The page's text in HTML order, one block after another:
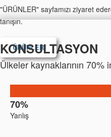
"ÜRÜNLER" sayfamızı ziyaret
tanışın.
ÜRÜNLER
KONSULTASYON
Ülkeler kaynaklarının 70%
70%
Yanlış